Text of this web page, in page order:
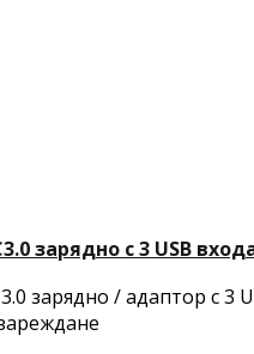
зарядно с 3 USB
зарядно / адаптор с 3